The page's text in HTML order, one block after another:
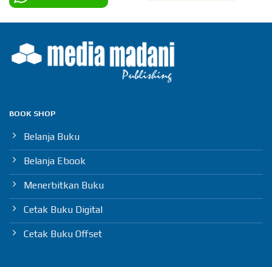
BOOK SHOP
Belanja Buku
Belanja Ebook
Menerbitkan Buku
Cetak Buku Digital
Cetak Buku Offset